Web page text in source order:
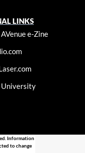
LINKS
e-Zine
Information
to change